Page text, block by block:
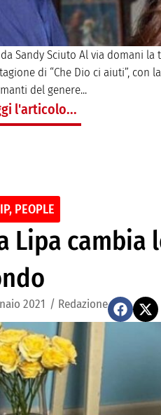
Sandy Sciuto Al via domani
di “Che Dio ci aiuti”, con
del genere...
l'articolo...
, PEOPLE
Lipa
2021 / Redazione